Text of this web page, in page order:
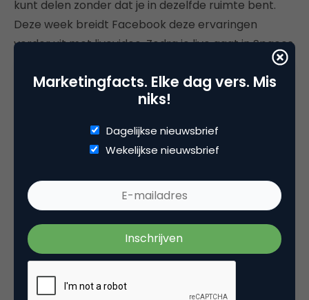
kunt delen zonder dat je in dezelfde ruimte bent.
Deze week breidt Facebook deze ervaringen
verder uit met livevideo. Zodra je live gaat in Spaces
verschillende plekken om de VR-wereld te delen
met je kijkers. Je vrienden kunnen tijdens de live-
Wil je deze virtuele ervaring meemaken dan heb je
wel een Oculus Rift nodig, verkrijgbaar in de
winkel.
Bron:Facebook
LinkedIn rolt nieuwe look uit voor
Campagne Manager
Marketingfacts. Elke dag vers. Mis
niks!
Dagelijkse nieuwsbrief
Wekelijkse nieuwsbrief